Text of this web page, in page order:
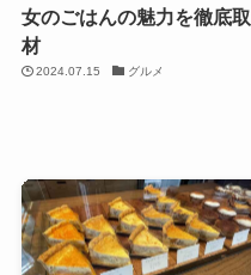
女のごはんの魅力を徹底取
材
2024.07.15 グルメ